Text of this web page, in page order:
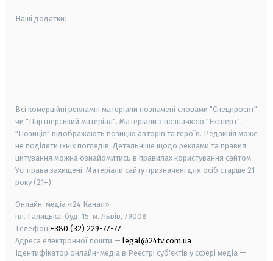
Наші додатки:
Всі комерційні рекламні матеріали позначені словами "Спецпроєкт"
чи "Партнерський матеріал". Матеріали з позначкою "Експерт",
"Позиція" відображають позицію авторів та героїв. Редакція може
не поділяти їхніх поглядів. Детальніше щодо реклами та правил
цитування можна ознайомитись в правилах користування сайтом.
Усі права захищені. Матеріали сайту призначені для осіб старше 21
року (21+)
Онлайн-медіа «24 Канал»
пл. Галицька, буд. 15, м. Львів, 79008
Телефон +380 (32) 229-77-77
Адреса електронної пошти — legal@24tv.com.ua
Ідентифікатор онлайн-медіа в Реєстрі суб'єктів у сфері медіа —